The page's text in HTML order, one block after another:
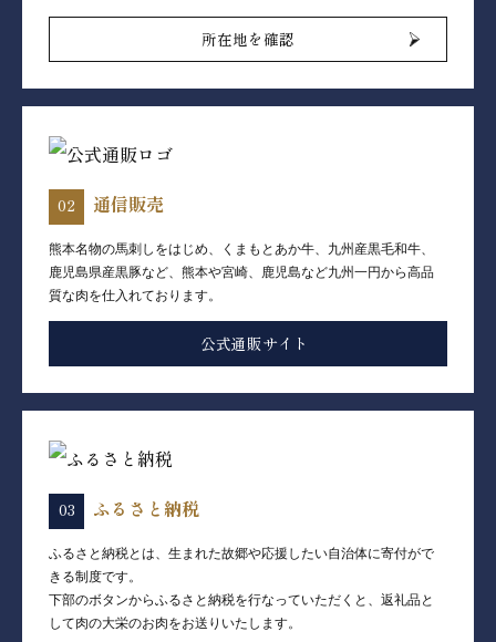
所在地を確認
通信販売
熊本名物の馬刺しをはじめ、くまもとあか牛、九州産黒毛和牛、
鹿児島県産黒豚など、熊本や宮崎、鹿児島など九州一円から高品
質な肉を仕入れております。
公式通販サイト
ふるさと納税
ふるさと納税とは、生まれた故郷や応援したい自治体に寄付がで
きる制度です。
下部のボタンからふるさと納税を行なっていただくと、返礼品と
して肉の大栄のお肉をお送りいたします。